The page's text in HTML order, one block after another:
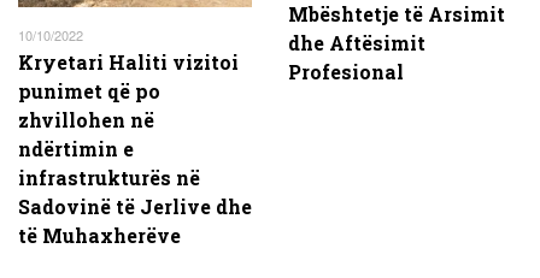
10/10/2022
Kryetari Haliti vizitoi
punimet që po
zhvillohen në
ndërtimin e
infrastrukturës në
Sadovinë të Jerlive dhe
të Muhaxherëve
Mbështetje të Arsimit
dhe Aftësimit
Profesional